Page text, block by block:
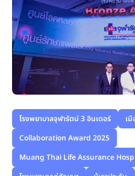
โครงการศูนย์รังสีรักษา โรงพยาบา
หนึ่งในการพัฒนาระบบบริการสาธา
ร่วมมือกับทุกภาคส่วน เพื่อยกระดับ
โรงพยาบาลจุฬารัตน์ 3 อินเตอร์
เ
Collaboration Award 2025
Muang Thai Life Assurance